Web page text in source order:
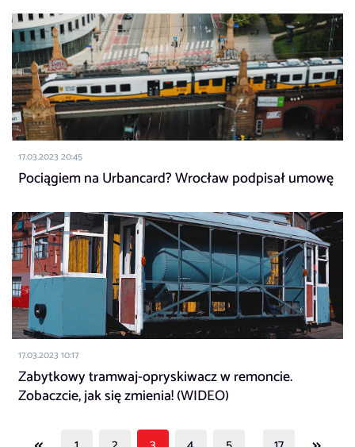
17.03.2023 20:45
Pociągiem na Urbancard? Wrocław podpisał umowę
17.03.2023 10:17
Zabytkowy tramwaj-opryskiwacz w remoncie.
Zobaczcie, jak się zmienia! (WIDEO)